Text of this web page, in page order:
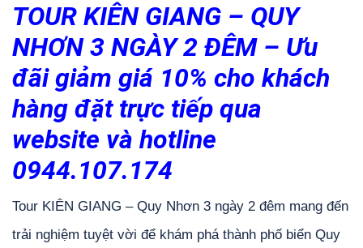
TOUR KIÊN GIANG – QUY
NHƠN 3 NGÀY 2 ĐÊM – Ưu
đãi giảm giá 10% cho khách
hàng đặt trực tiếp qua
website và hotline
0944.107.174
Tour KIÊN GIANG – Quy Nhơn 3 ngày 2 đêm mang đến
trải nghiệm tuyệt vời để khám phá thành phố biển Quy